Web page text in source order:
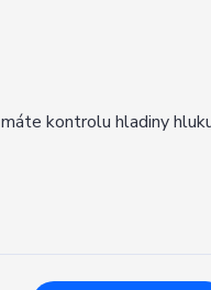
kontrolu hladiny